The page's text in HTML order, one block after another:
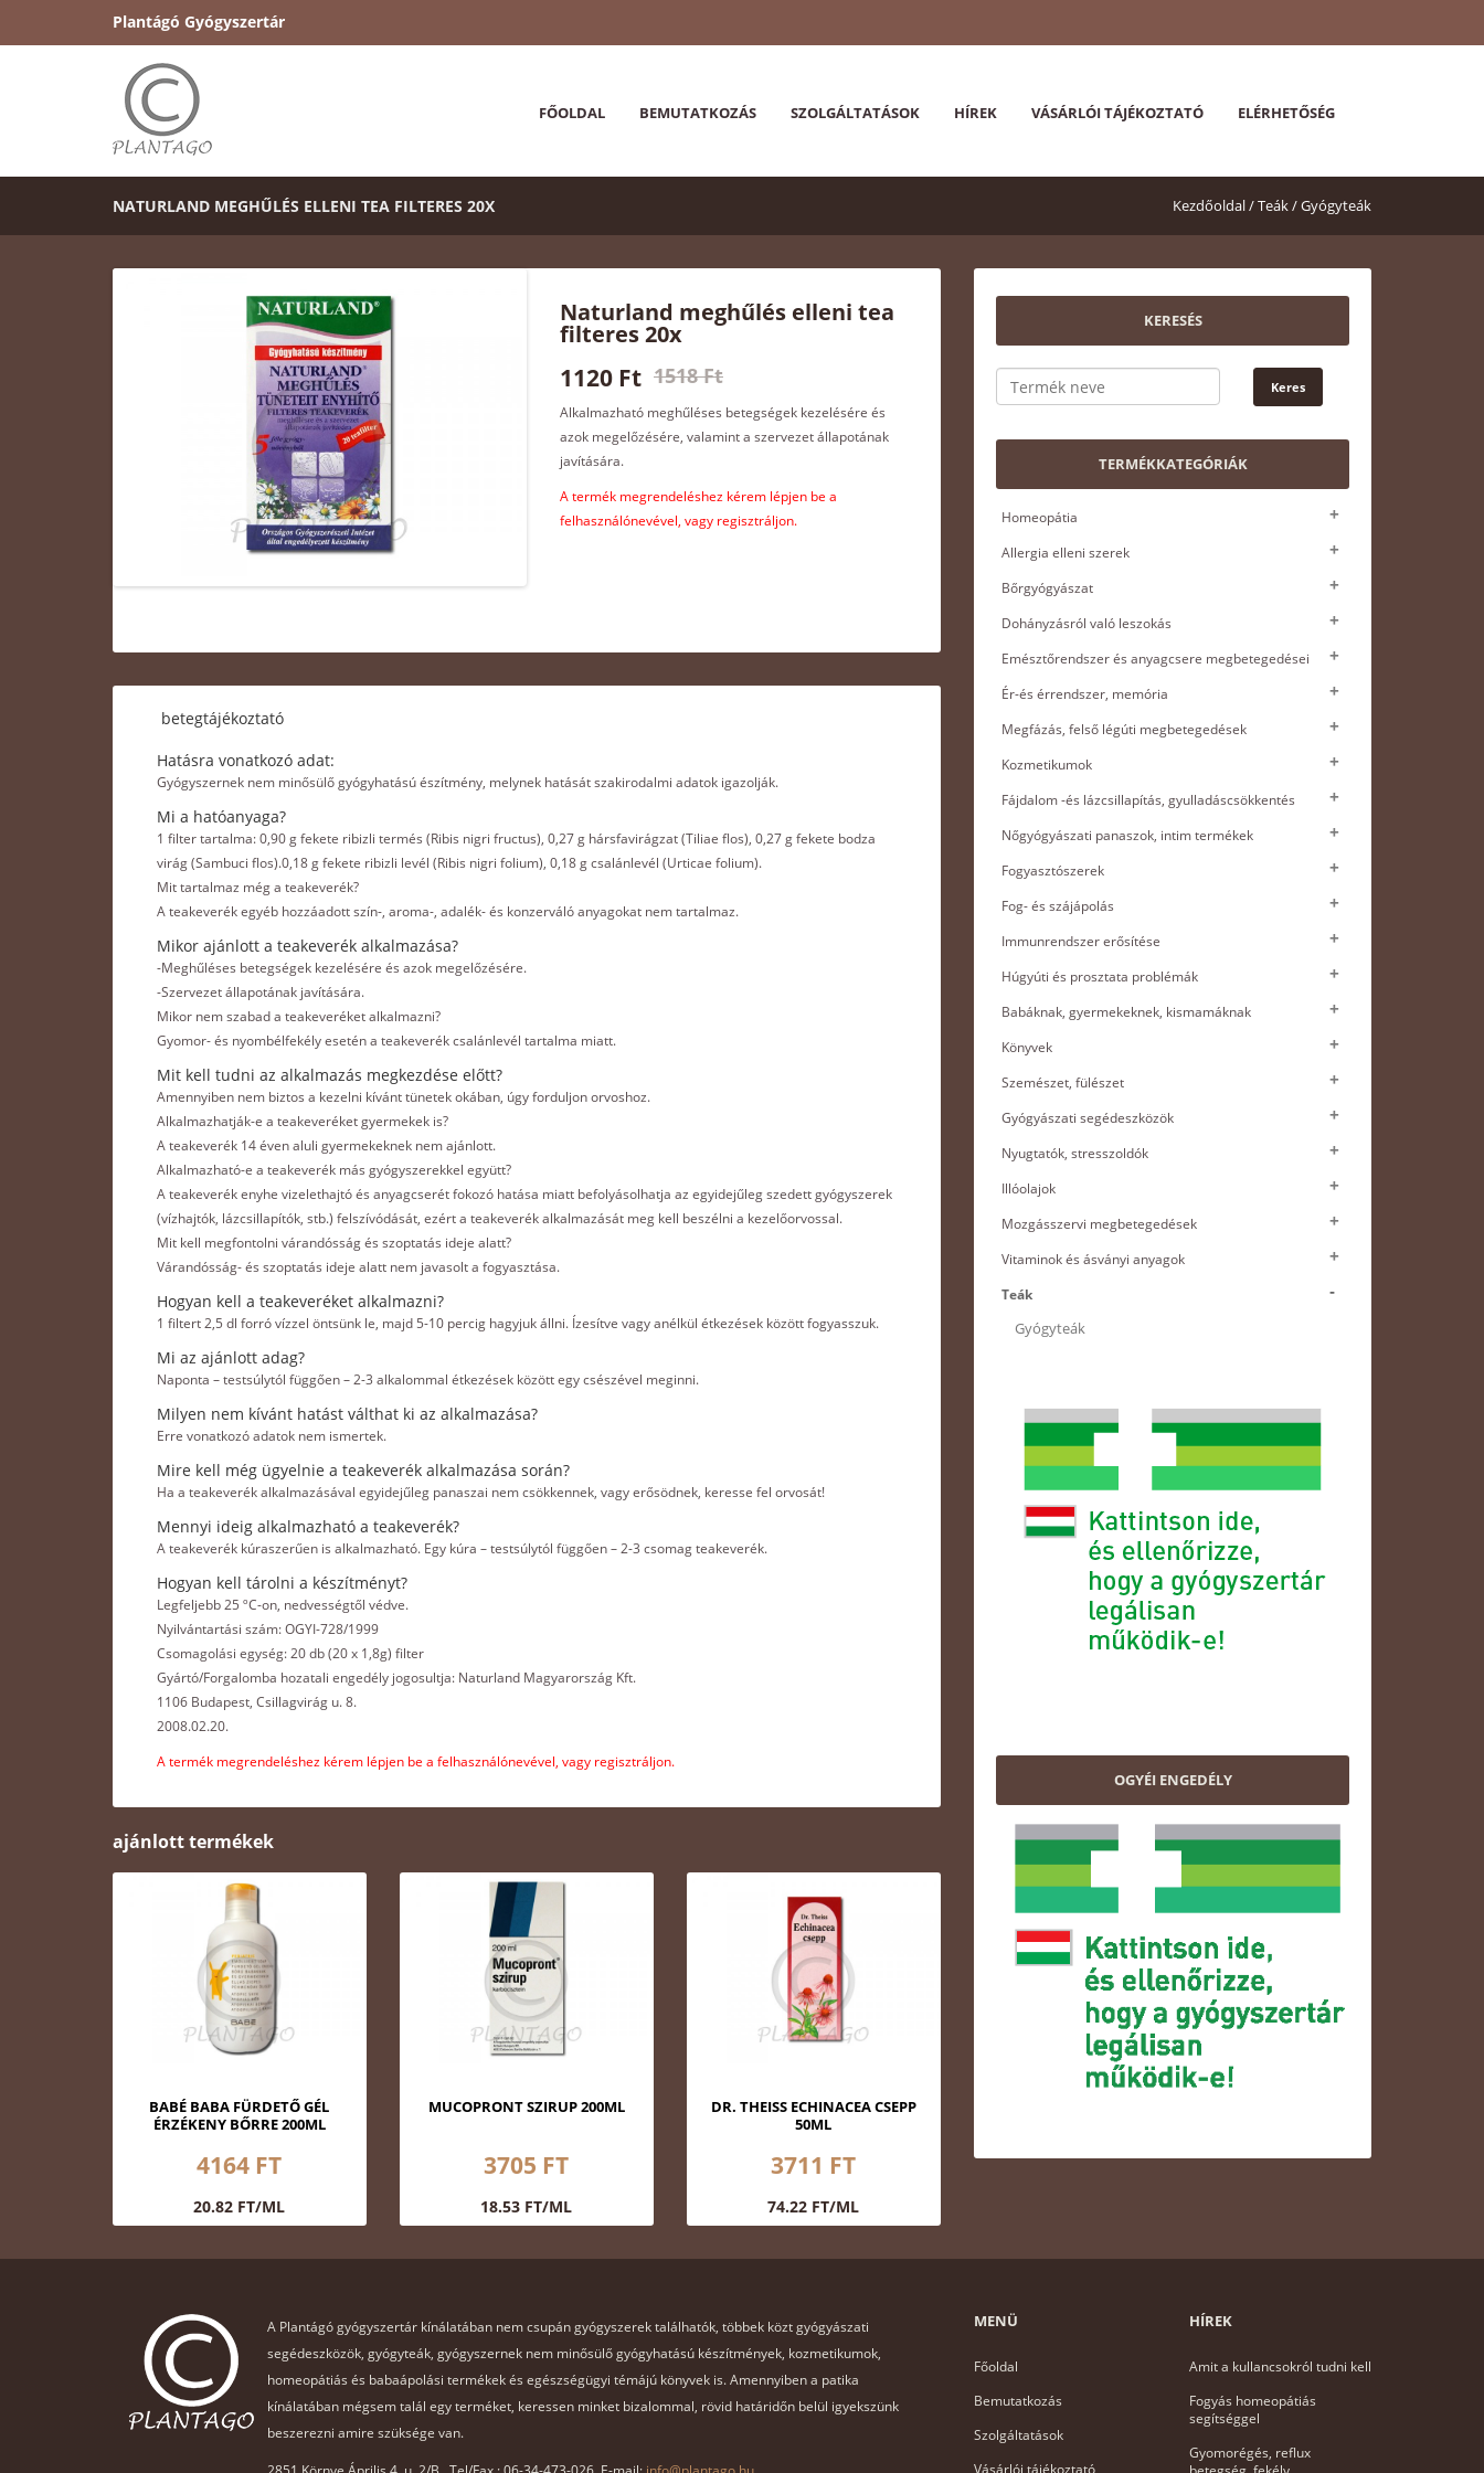
Plantágó Gyógyszertár
FŐOLDAL BEMUTATKOZÁS SZOLGÁLTATÁSOK HÍREK VÁSÁRLÓI TÁJÉKOZTATÓ ELÉRHETŐSÉG
NATURLAND MEGHŰLÉS ELLENI TEA FILTERES 20X Kezdőoldal /Teák /Gyógyteák
Naturland meghűlés elleni tea
filteres 20x
1120 Ft 1518 Ft
Alkalmazható meghűléses betegségek kezelésére és
azok megelőzésére, valamint a szervezet állapotának
javítására.
A termék megrendeléshez kérem lépjen be a
felhasználónevével, vagy regisztráljon.
betegtájékoztató
Hatásra vonatkozó adat:
Gyógyszernek nem minősülő gyógyhatású észítmény, melynek hatását szakirodalmi adatok igazolják.
Mi a hatóanyaga?
1 filter tartalma: 0,90 g fekete ribizli termés (Ribis nigri fructus), 0,27 g hársfavirágzat (Tiliae flos), 0,27 g fekete bodza
virág (Sambuci flos).0,18 g fekete ribizli levél (Ribis nigri folium), 0,18 g csalánlevél (Urticae folium).
Mit tartalmaz még a teakeverék?
A teakeverék egyéb hozzáadott szín-, aroma-, adalék- és konzerváló anyagokat nem tartalmaz.
Mikor ajánlott a teakeverék alkalmazása?
-Meghűléses betegségek kezelésére és azok megelőzésére.
-Szervezet állapotának javítására.
Mikor nem szabad a teakeveréket alkalmazni?
Gyomor- és nyombélfekély esetén a teakeverék csalánlevél tartalma miatt.
Mit kell tudni az alkalmazás megkezdése előtt?
Amennyiben nem biztos a kezelni kívánt tünetek okában, úgy forduljon orvoshoz.
Alkalmazhatják-e a teakeveréket gyermekek is?
A teakeverék 14 éven aluli gyermekeknek nem ajánlott.
Alkalmazható-e a teakeverék más gyógyszerekkel együtt?
A teakeverék enyhe vizelethajtó és anyagcserét fokozó hatása miatt befolyásolhatja az egyidejűleg szedett gyógyszerek
(vízhajtók, lázcsillapítók, stb.) felszívódását, ezért a teakeverék alkalmazását meg kell beszélni a kezelőorvossal.
Mit kell megfontolni várandósság és szoptatás ideje alatt?
Várandósság- és szoptatás ideje alatt nem javasolt a fogyasztása.
Hogyan kell a teakeveréket alkalmazni?
1 filtert 2,5 dl forró vízzel öntsünk le, majd 5-10 percig hagyjuk állni. Ízesítve vagy anélkül étkezések között fogyasszuk.
Mi az ajánlott adag?
Naponta – testsúlytól függően – 2-3 alkalommal étkezések között egy csészével meginni.
Milyen nem kívánt hatást válthat ki az alkalmazása?
Erre vonatkozó adatok nem ismertek.
Mire kell még ügyelnie a teakeverék alkalmazása során?
Ha a teakeverék alkalmazásával egyidejűleg panaszai nem csökkennek, vagy erősödnek, keresse fel orvosát!
Mennyi ideig alkalmazható a teakeverék?
A teakeverék kúraszerűen is alkalmazható. Egy kúra – testsúlytól függően – 2-3 csomag teakeverék.
Hogyan kell tárolni a készítményt?
Legfeljebb 25 ºC-on, nedvességtől védve.
Nyilvántartási szám: OGYI-728/1999
Csomagolási egység: 20 db (20 x 1,8g) filter
Gyártó/Forgalomba hozatali engedély jogosultja: Naturland Magyarország Kft.
1106 Budapest, Csillagvirág u. 8.
2008.02.20.
A termék megrendeléshez kérem lépjen be a felhasználónevével, vagy regisztráljon.
ajánlott termékek
BABÉ BABA FÜRDETŐ GÉL
ÉRZÉKENY BŐRRE 200ML
4164 FT
20.82 FT/ML
MUCOPRONT SZIRUP 200ML
3705 FT
18.53 FT/ML
DR. THEISS ECHINACEA CSEPP
50ML
3711 FT
74.22 FT/ML
KERESÉS
TERMÉKKATEGÓRIÁK
Homeopátia
Allergia elleni szerek
Bőrgyógyászat
Dohányzásról való leszokás
Emésztőrendszer és anyagcsere megbetegedései
Ér-és érrendszer, memória
Megfázás, felső légúti megbetegedések
Kozmetikumok
Fájdalom -és lázcsillapítás, gyulladáscsökkentés
Nőgyógyászati panaszok, intim termékek
Fogyasztószerek
Fog- és szájápolás
Immunrendszer erősítése
Húgyúti és prosztata problémák
Babáknak, gyermekeknek, kismamáknak
Könyvek
Szemészet, fülészet
Gyógyászati segédeszközök
Nyugtatók, stresszoldók
Illóolajok
Mozgásszervi megbetegedések
Vitaminok és ásványi anyagok
Teák
Gyógyteák
OGYÉI ENGEDÉLY
A Plantágó gyógyszertár kínálatában nem csupán gyógyszerek találhatók, többek közt gyógyászati
segédeszközök, gyógyteák, gyógyszernek nem minősülő gyógyhatású készítmények, kozmetikumok,
homeopátiás és babaápolási termékek és egészségügyi témájú könyvek is. Amennyiben a patika
kínálatában mégsem talál egy terméket, keressen minket bizalommal, rövid határidőn belül igyekszünk
beszerezni amire szüksége van.
MENÜ
Főoldal
Bemutatkozás
Szolgáltatások
Vásárlói tájékoztató
HÍREK
Amit a kullancsokról tudni kell
Fogyás homeopátiás
segítséggel
Gyomorégés, reflux